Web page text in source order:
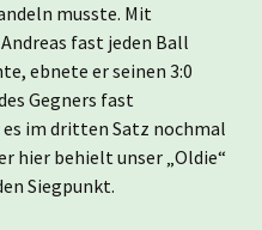
musste. Mit
fast jeden Ball
ebnete er seinen 3:0
Gegners fast
im dritten Satz nochmal
hier behielt unser „Oldie“
Siegpunkt.